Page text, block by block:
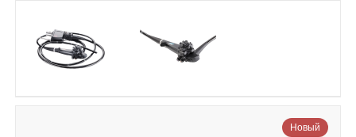
Новый